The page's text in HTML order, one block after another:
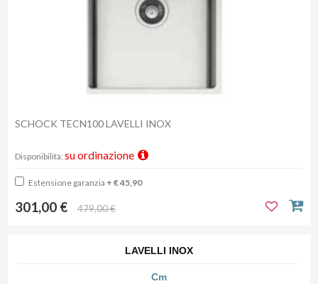
SCHOCK TECN100 LAVELLI INOX
Disponibilità: su ordinazione
Estensione garanzia + € 45,90
301,00 € 479,00 €
LAVELLI INOX
Cm